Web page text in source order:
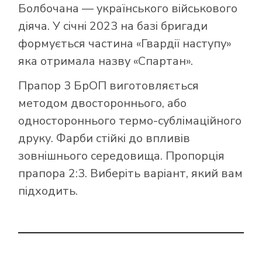
Болбочана — українського військового
діяча. У січні 2023 на базі бригади
формується частина «Гвардії наступу»
яка отримала назву «Спартан».
Прапор 3 БрОП виготовляється
методом двостороннього, або
одностороннього термо-сублімаційного
друку. Фарби стійкі до впливів
зовнішнього середовища. Пропорція
прапора 2:3. Виберіть варіант, який вам
підходить.